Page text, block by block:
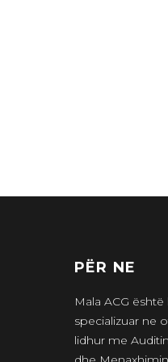
PËR NE
Mala ACG
specializuar ne
lidhur me